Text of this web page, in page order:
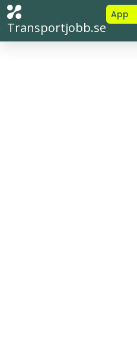
Transportjobb.se
App